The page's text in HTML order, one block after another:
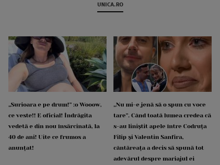
UNICA.RO
„Surioara e pe drum!” :o Wooow,
ce veste!! E oficial! Îndrăgita
vedetă e din nou însărcinată, la
40 de ani! Uite ce frumos a
anunțat!
„Nu mi-e jenă să o spun cu voce
tare”. Când toată lumea credea că
s-au liniștit apele între Codruța
Filip și Valentin Sanfira,
cântăreața a decis să spună tot
adevărul despre mariajul ei